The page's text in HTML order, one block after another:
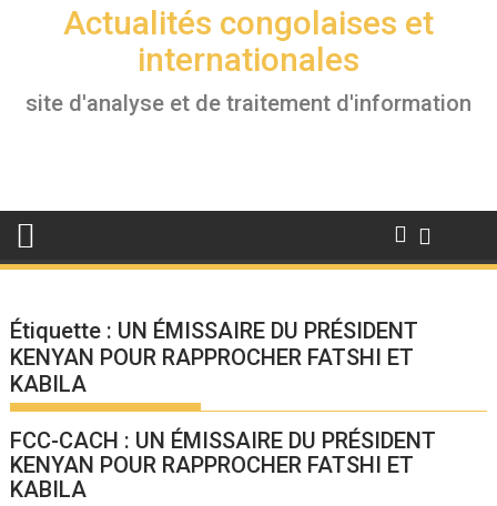
Actualités congolaises et
internationales
site d'analyse et de traitement d'information
Étiquette : UN ÉMISSAIRE DU PRÉSIDENT
KENYAN POUR RAPPROCHER FATSHI ET
KABILA
FCC-CACH : UN ÉMISSAIRE DU PRÉSIDENT
KENYAN POUR RAPPROCHER FATSHI ET
KABILA